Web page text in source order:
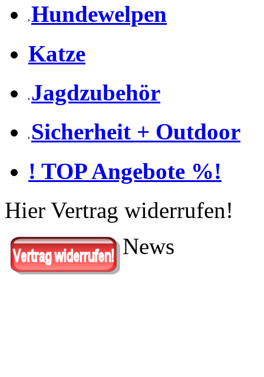
Hundewelpen
Katze
Jagdzubehör
Sicherheit + Outdoor
! TOP Angebote %!
Hier Vertrag widerrufen!
News